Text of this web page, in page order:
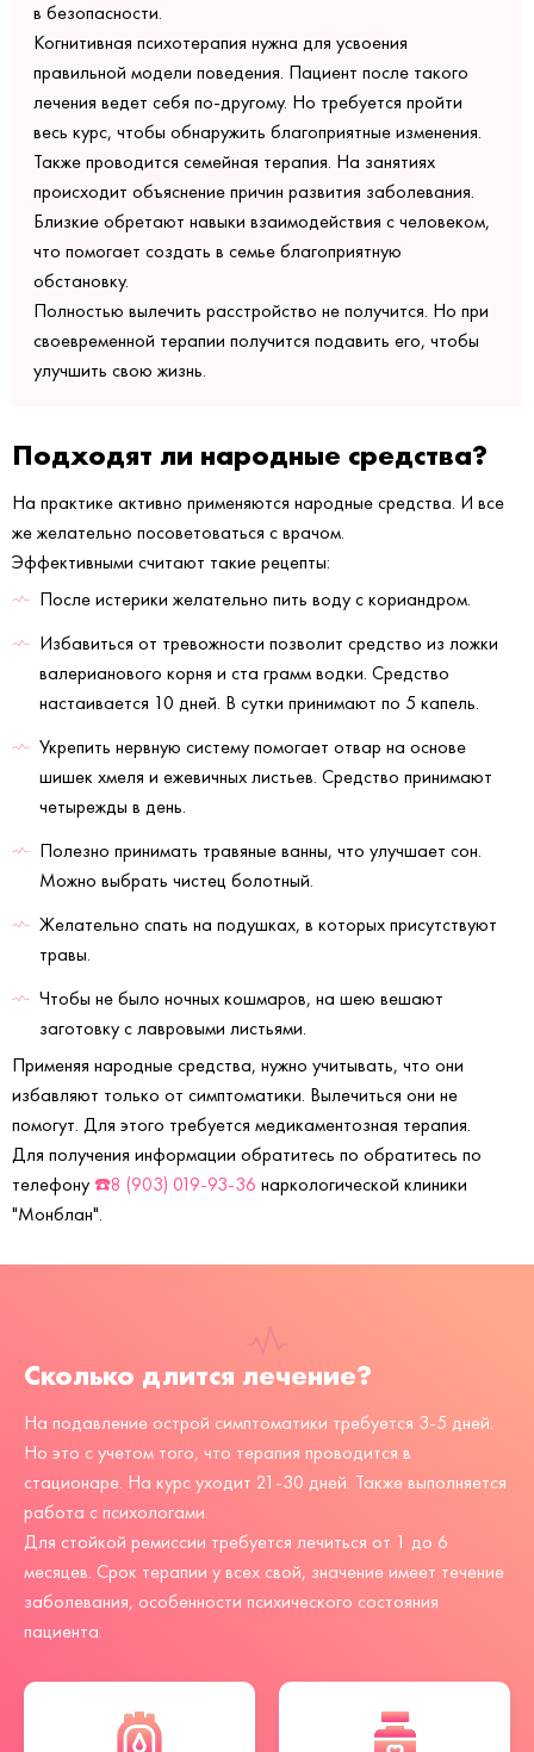
в безопасности.
Когнитивная психотерапия нужна для усвоения
правильной модели поведения. Пациент после такого
лечения ведет себя по-другому. Но требуется пройти
весь курс, чтобы обнаружить благоприятные изменения.
Также проводится семейная терапия. На занятиях
происходит объяснение причин развития заболевания.
Близкие обретают навыки взаимодействия с человеком,
что помогает создать в семье благоприятную
обстановку.
Полностью вылечить расстройство не получится. Но при
своевременной терапии получится подавить его, чтобы
улучшить свою жизнь.
Подходят ли народные средства?
На практике активно применяются народные средства. И все
же желательно посоветоваться с врачом.
Эффективными считают такие рецепты:
После истерики желательно пить воду с кориандром.
Избавиться от тревожности позволит средство из ложки
валерианового корня и ста грамм водки. Средство
настаивается 10 дней. В сутки принимают по 5 капель.
Укрепить нервную систему помогает отвар на основе
шишек хмеля и ежевичных листьев. Средство принимают
четырежды в день.
Полезно принимать травяные ванны, что улучшает сон.
Можно выбрать чистец болотный.
Желательно спать на подушках, в которых присутствуют
травы.
Чтобы не было ночных кошмаров, на шею вешают
заготовку с лавровыми листьями.
Применяя народные средства, нужно учитывать, что они
избавляют только от симптоматики. Вылечиться они не
помогут. Для этого требуется медикаментозная терапия.
Для получения информации обратитесь по обратитесь по
телефону ☎️8 (903) 019-93-36 наркологической клиники
"Монблан".
Сколько длится лечение?
На подавление острой симптоматики требуется 3-5 дней.
Но это с учетом того, что терапия проводится в
стационаре. На курс уходит 21-30 дней. Также выполняется
работа с психологами.
Для стойкой ремиссии требуется лечиться от 1 до 6
месяцев. Срок терапии у всех свой, значение имеет течение
заболевания, особенности психического состояния
пациента.